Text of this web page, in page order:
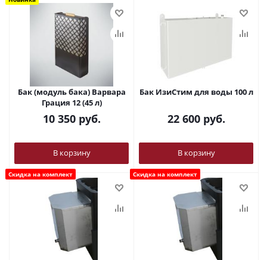
Бак (модуль бака) Варвара
Грация 12 (45 л)
10 350руб.
В корзину
Бак ИзиСтим для воды 100 л
22 600руб.
В корзину
Скидка на комплект Скидка на комплект